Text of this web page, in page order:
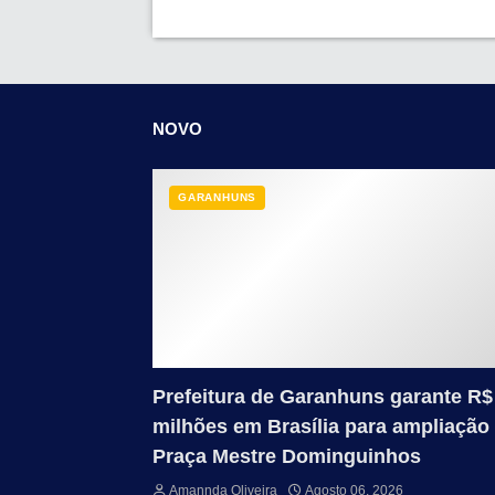
NOVO
GARANHUNS
Prefeitura de Garanhuns garante
milhões em Brasília para ampliação
Praça Mestre Dominguinhos
Amannda Oliveira Agosto 06, 2026